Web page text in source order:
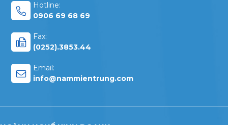
Hotline:
0906 69 68 69
Fax:
(0252).3853.44
Email:
info@nammientrung.com